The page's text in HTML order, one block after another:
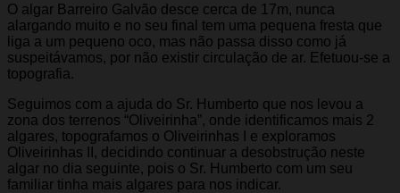
O algar Barreiro Galvão desce cerca de 17m, nunca
alargando muito e no seu final tem uma pequena fresta que
liga a um pequeno oco, mas não passa disso como já
suspeitávamos, por não existir circulação de ar. Efetuou-se a
topografia.
Seguimos com a ajuda do Sr. Humberto que nos levou a
zona dos terrenos “Oliveirinha”, onde identificamos mais 2
algares, topografamos o Oliveirinhas I e exploramos
Oliveirinhas II, decidindo continuar a desobstrução neste
algar no dia seguinte, pois o Sr. Humberto com um seu
familiar tinha mais algares para nos indicar.